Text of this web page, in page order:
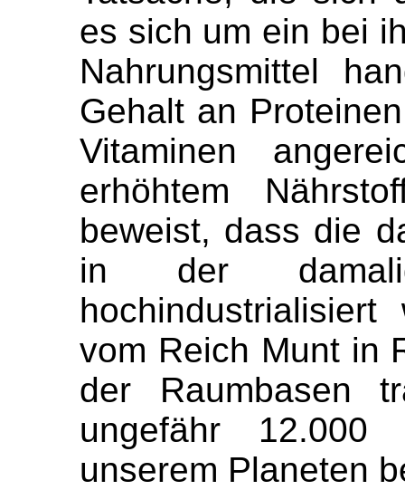
es sich um ein bei
Nahrungsmittel
Gehalt an
Vitaminen
erhöhtem
beweist, dass die
in der
vom Reich Munt in
der Raumbasen
ungefähr 12.000
unserem Planeten